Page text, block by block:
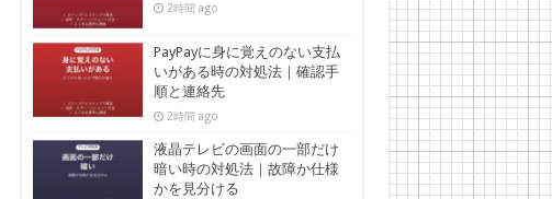
2時間 ago
PayPayに身に覚えのない支払
いがある時の対処法｜確認手
順と連絡先
2時間 ago
液晶テレビの画面の一部だけ
暗い時の対処法｜故障か仕様
かを見分ける